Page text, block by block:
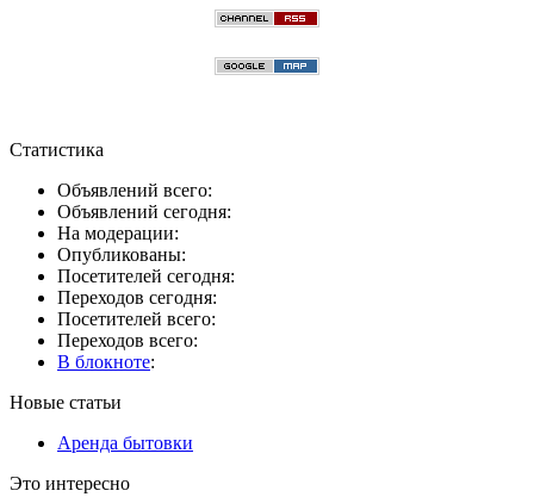
Статистика
Объявлений всего:
Объявлений сегодня:
На модерации:
Опубликованы:
Посетителей сегодня:
Переходов сегодня:
Посетителей всего:
Переходов всего:
В блокноте:
Новые статьи
Аренда бытовки
Это интересно